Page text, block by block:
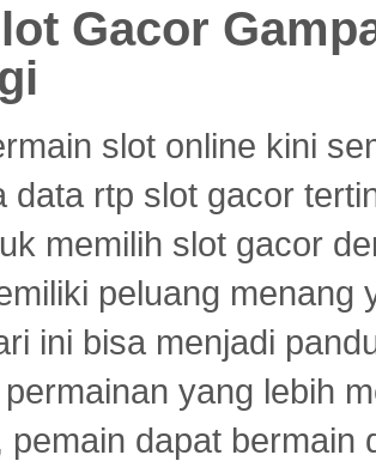
Gacor
slot online kini
data rtp slot gacor
memilih slot gacor
peluang menang
ini bisa menjadi
yang lebih
pemain dapat